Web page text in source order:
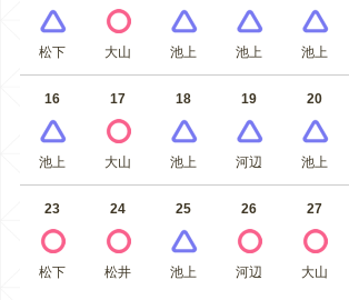
松下 大山 池上 池上 池上
16
池上
17
大山
18
池上
19
河辺
20
池上
23
松下
24
松井
25
池上
26
河辺
27
大山